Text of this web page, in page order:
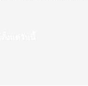
งแต่วันนี้